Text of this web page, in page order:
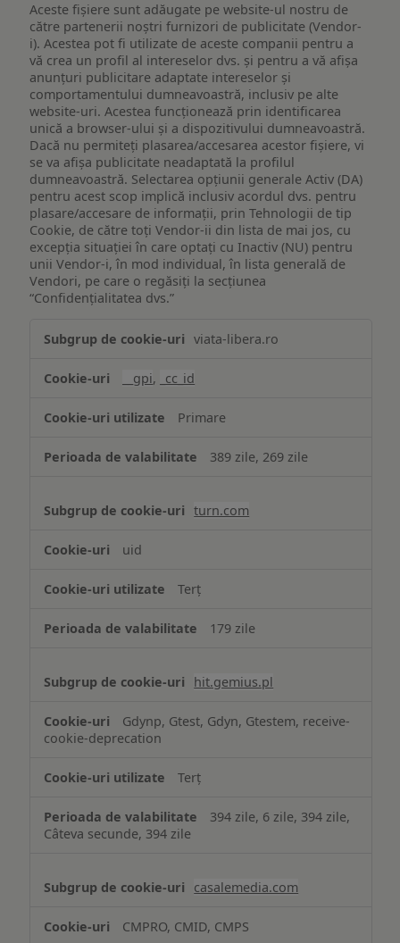
Aceste fișiere sunt adăugate pe website-ul nostru de
către partenerii noștri furnizori de publicitate (Vendor-
i). Acestea pot fi utilizate de aceste companii pentru a
vă crea un profil al intereselor dvs. și pentru a vă afișa
anunțuri publicitare adaptate intereselor și
comportamentului dumneavoastră, inclusiv pe alte
website-uri. Acestea funcționează prin identificarea
unică a browser-ului și a dispozitivului dumneavoastră.
Dacă nu permiteți plasarea/accesarea acestor fișiere, vi
se va afișa publicitate neadaptată la profilul
dumneavoastră. Selectarea opțiunii generale Activ (DA)
pentru acest scop implică inclusiv acordul dvs. pentru
plasare/accesare de informații, prin Tehnologii de tip
Cookie, de către toți Vendor-ii din lista de mai jos, cu
excepția situației în care optați cu Inactiv (NU) pentru
unii Vendor-i, în mod individual, în lista generală de
Vendori, pe care o regăsiți la secțiunea
“Confidențialitatea dvs.”
Publicitate
țintită
(targetată)
viata-libera.ro
__gpi, _cc_id
Primare
389 zile, 269 zile
turn.com
uid
Terț
179 zile
hit.gemius.pl
Gdynp, Gtest, Gdyn, Gtestem, receive-
cookie-deprecation
Terț
394 zile, 6 zile, 394 zile,
Câteva secunde, 394 zile
casalemedia.com
CMPRO, CMID, CMPS